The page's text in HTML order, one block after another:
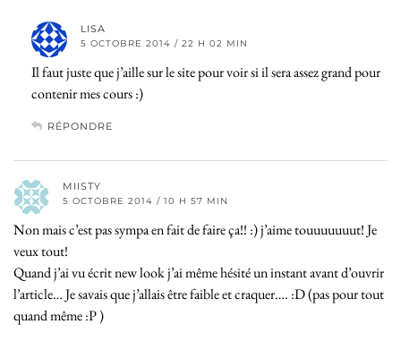
LISA
5 OCTOBRE 2014 / 22 H 02 MIN
Il faut juste que j’aille sur le site pour voir si il sera assez grand pour
contenir mes cours :)
RÉPONDRE
MIISTY
5 OCTOBRE 2014 / 10 H 57 MIN
Non mais c’est pas sympa en fait de faire ça!! :) j’aime touuuuuuut! Je
veux tout!
Quand j’ai vu écrit new look j’ai même hésité un instant avant d’ouvrir
l’article… Je savais que j’allais être faible et craquer…. :D (pas pour tout
quand même :P )